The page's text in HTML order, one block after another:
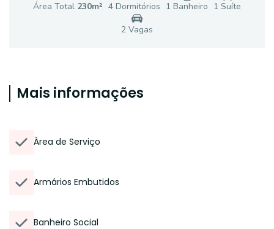
Área Total 230m² 4 Dormitórios 1 Banheiro 1 Suíte
2 Vagas
Mais informações
Área de Serviço
Armários Embutidos
Banheiro Social